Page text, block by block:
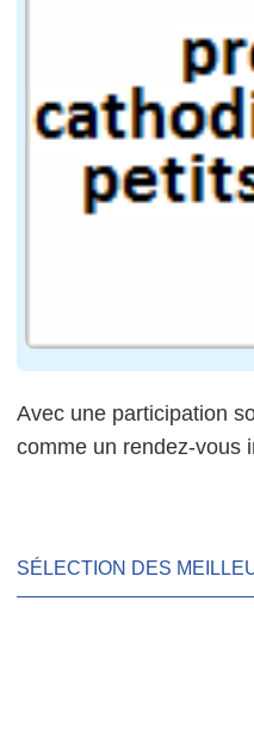
Avec une participation
comme un rendez-vous
SÉLECTION DES